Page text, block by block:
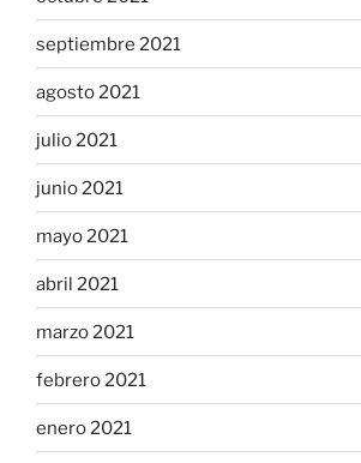
septiembre 2021
agosto 2021
julio 2021
junio 2021
mayo 2021
abril 2021
marzo 2021
febrero 2021
enero 2021